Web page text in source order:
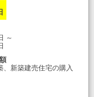
～
、新築建売住宅の購入